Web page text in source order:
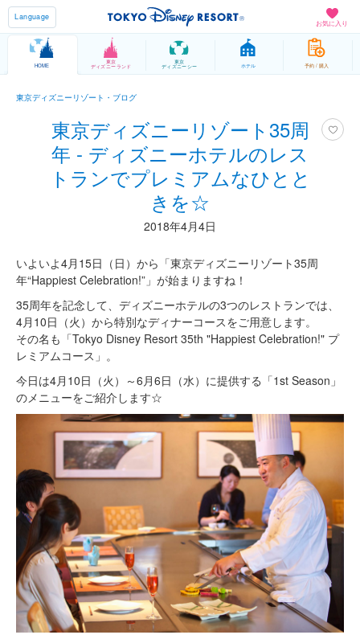
お気に入り
Language
HOME
東京
ディズニーランド
東京
ディズニーシー ホテル 予約 / 購入
東京ディズニーリゾート・ブログ
東京ディズニーリゾート35周
年 - ディズニーホテルのレス
トランでプレミアムなひとと
きを☆
2018年4月4日
いよいよ4月15日（日）から「東京ディズニーリゾート35周
年“Happiest Celebration!”」が始まりますね！
35周年を記念して、ディズニーホテルの3つのレストランでは、
4月10日（火）から特別なディナーコースをご用意します。
その名も「Tokyo Disney Resort 35th "Happiest Celebration!" プ
レミアムコース」。
今日は4月10日（火）～6月6日（水）に提供する「1st Season」
のメニューをご紹介します☆